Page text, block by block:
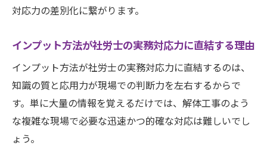
対応力の差別化に繋がります。
インプット方法が社労士の実務対応力に直結する理由
インプット方法が社労士の実務対応力に直結するのは、
知識の質と応用力が現場での判断力を左右するからで
す。単に大量の情報を覚えるだけでは、解体工事のよう
な複雑な現場で必要な迅速かつ的確な対応は難しいでし
ょう。